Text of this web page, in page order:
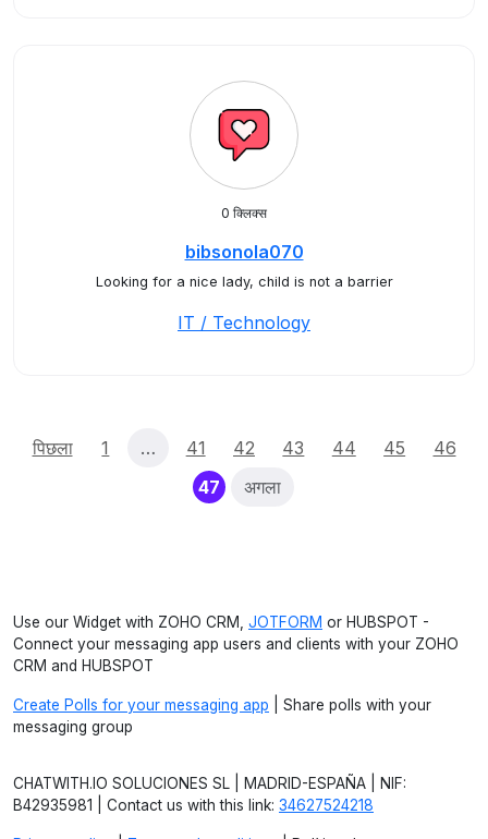
0 क्लिक्स
bibsonola070
Looking for a nice lady, child is not a barrier
IT / Technology
पिछला 1 … 41 42 43 44 45
46
47(current)
अगला
Use our Widget with ZOHO CRM, JOTFORM or HUBSPOT -
Connect your messaging app users and clients with your ZOHO
CRM and HUBSPOT
Create Polls for your messaging app | Share polls with your
messaging group
CHATWITH.IO SOLUCIONES SL | MADRID-ESPAÑA | NIF:
B42935981 | Contact us with this link: 34627524218